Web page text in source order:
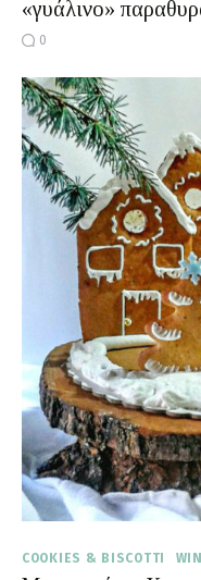
«γυάλινο»
0
COOKIES & BISCOTTI